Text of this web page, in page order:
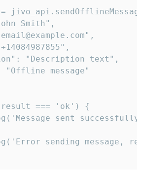
Smith",
"Description text",
"Offline message"
=== 'ok') {
sent
sending message,